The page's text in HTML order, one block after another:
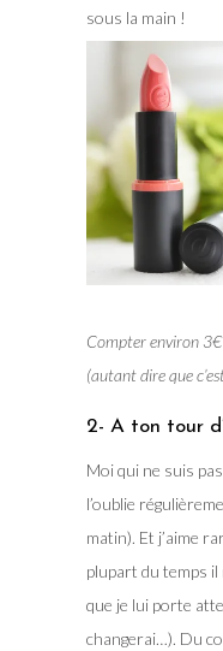
sous la main !
Compter environ 3€
(autant dire que
2- A ton tour
Moi qui ne suis
l’oublie
matin). Et j’aime
plupart du temps
que je lui porte
changerai…). Du